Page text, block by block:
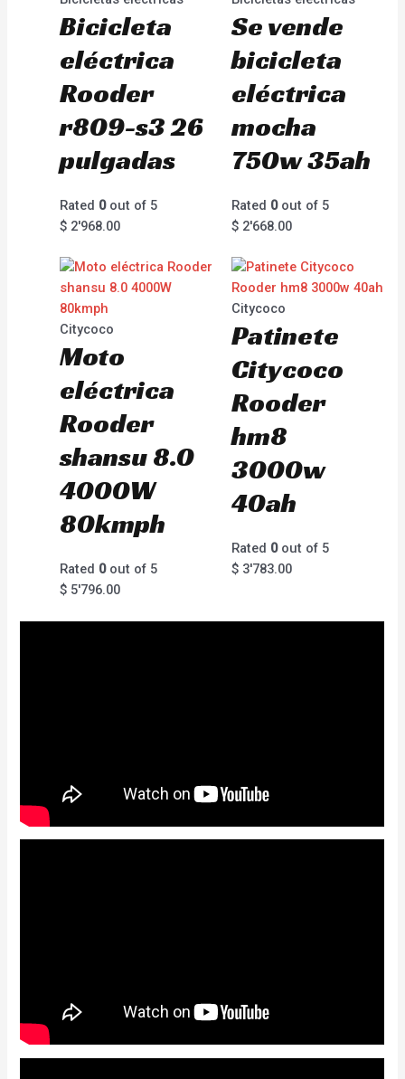
Bicicleta
eléctrica
Rooder
r809-s3 26
pulgadas
Rated 0out of 5
$ 2'968.00
Se vende
bicicleta
eléctrica
mocha
750w 35ah
Rated 0out of 5
$2'668.00
Citycoco
Moto
eléctrica
Rooder
shansu 8.0
4000W
80kmph
Rated 0out of 5
$ 5'796.00
Citycoco
Patinete
Citycoco
Rooder
hm8
3000w
40ah
Rated 0out of 5
$3'783.00